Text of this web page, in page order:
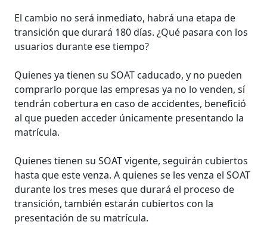
El cambio no será inmediato, habrá una etapa de
transición que durará 180 días. ¿Qué pasara con los
usuarios durante ese tiempo?
Quienes ya tienen su SOAT caducado, y no pueden
comprarlo porque las empresas ya no lo venden, sí
tendrán cobertura en caso de accidentes, benefició
al que pueden acceder únicamente presentando la
matrícula.
Quienes tienen su SOAT vigente, seguirán cubiertos
hasta que este venza. A quienes se les venza el SOAT
durante los tres meses que durará el proceso de
transición, también estarán cubiertos con la
presentación de su matrícula.